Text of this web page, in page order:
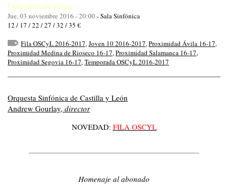
Conciertos de abono
Jue, 03 noviembre 2016 - 20:00-Sala Sinfónica
12 / 17 / 22 / 27 / 32 / 35 €
Fila OSCyL 2016-2017,Joven 10 2016-2017,Proximidad Ávila 16-17,
Proximidad Medina de Rioseco 16-17,Proximidad Salamanca 16-17,
Proximidad Segovia 16-17,Temporada OSCyL 2016-2017
Orquesta Sinfónica de Castilla y León
Andrew Gourlay, director
NOVEDAD: FILA OSCYL
Homenaje al abonado